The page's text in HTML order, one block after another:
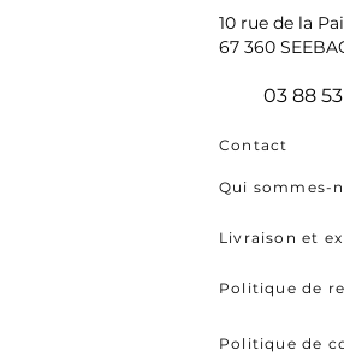
10 rue de la
67 360
03 88
Contact
Qui sommes-
Livraison et
Politique de
Politique de